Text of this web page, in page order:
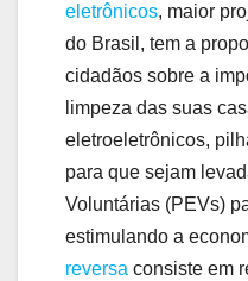
eletrônicos, maior
do Brasil, tem a
cidadãos sobre a
limpeza das suas
eletroeletrônicos,
para que sejam
Voluntárias (PEVs)
estimulando a
reversa consiste em